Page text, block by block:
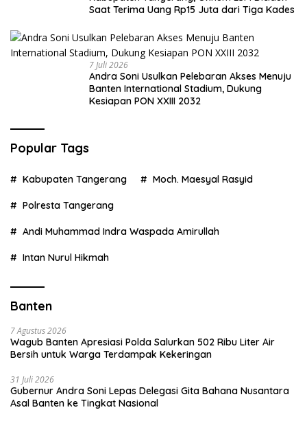
Saat Terima Uang Rp15 Juta dari Tiga Kades
7 Juli 2026
Andra Soni Usulkan Pelebaran Akses Menuju
Banten International Stadium, Dukung
Kesiapan PON XXIII 2032
Popular Tags
Kabupaten Tangerang Moch. Maesyal Rasyid
Polresta Tangerang
Andi Muhammad Indra Waspada Amirullah
Intan Nurul Hikmah
Banten
7 Agustus 2026
Wagub Banten Apresiasi Polda Salurkan 502 Ribu Liter Air
Bersih untuk Warga Terdampak Kekeringan
31 Juli 2026
Gubernur Andra Soni Lepas Delegasi Gita Bahana Nusantara
Asal Banten ke Tingkat Nasional